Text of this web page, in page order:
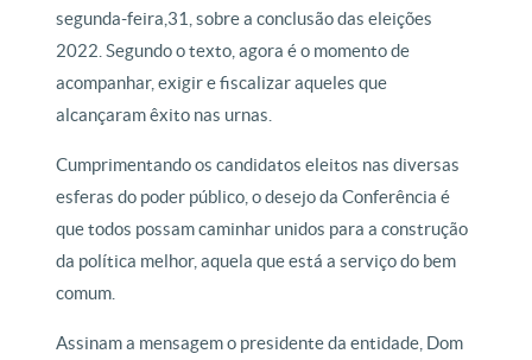
segunda-feira,31, sobre a conclusão das eleições
2022. Segundo o texto, agora é o momento de
acompanhar, exigir e fiscalizar aqueles que
alcançaram êxito nas urnas.
Cumprimentando os candidatos eleitos nas diversas
esferas do poder público, o desejo da Conferência é
que todos possam caminhar unidos para a construção
da política melhor, aquela que está a serviço do bem
comum.
Assinam a mensagem o presidente da entidade, Dom